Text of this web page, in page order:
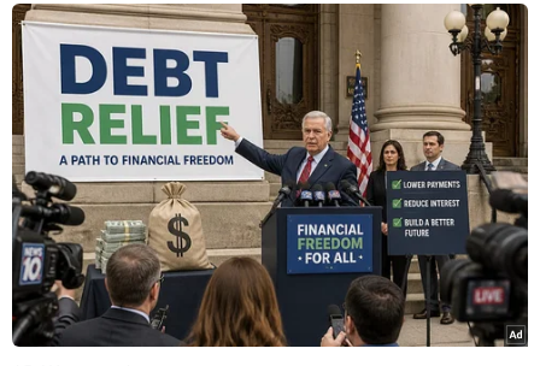
về các tội: "Lợi dụng chức vụ, quyền hạn trong
khi thi hành công vụ" theo Điều 356; tội "Nhận
hối lộ" theo Điều 354, tội "Đưa hối lộ" theo Điều
364 Bộ luật Hình sự năm 2015.
[Tuyên án 12 bị cáo trong vụ gian lận điểm
thi tại Sơn La]
Ngày 4/6, bị cáo Trần Xuân Yến kháng cáo, cho
rằng bản thân không phạm tội như bản án sơ
thẩm đã quy kết.